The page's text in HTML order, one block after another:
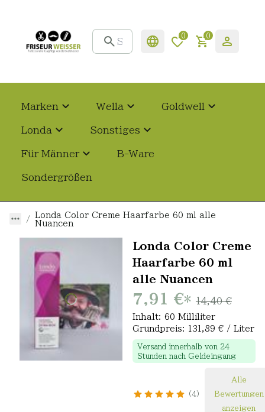
0 0
Marken Wella Goldwell
Londa Sonstiges
Für Männer B-Ware
Sondergrößen
Londa Color Creme Haarfarbe 60 ml alle
Nuancen
Londa Color Creme
Haarfarbe 60 ml
alle Nuancen
7,91 €* 14,40 €
Inhalt: 60 Milliliter
Grundpreis: 131,89 € / Liter
Versand innerhalb von 24
Stunden nach Geldeingang
4
Alle
Bewertungen
anzeigen